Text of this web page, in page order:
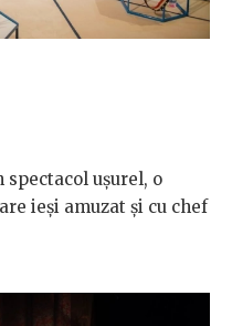
spectacol ușurel, o
ieși amuzat și cu chef